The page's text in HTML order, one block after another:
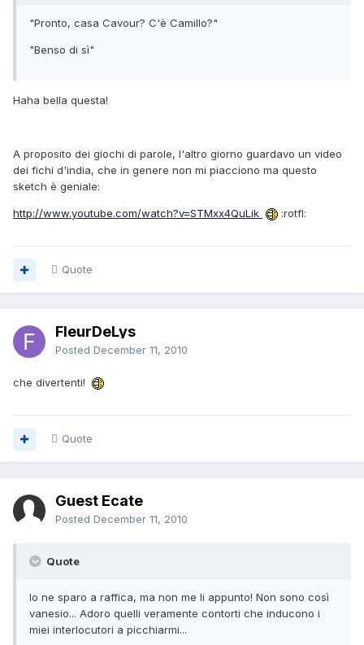
"Pronto, casa Cavour? C'è Camillo?"
"Benso di sì"
Haha bella questa!
A proposito dei giochi di parole, l'altro giorno guardavo un video
dei fichi d'india, che in genere non mi piacciono ma questo
sketch è geniale:
http://www.youtube.com/watch?v=STMxx4QuLik :rotfl:
Quote
FleurDeLys
Posted December 11, 2010
che divertenti!
Quote
Guest Ecate
Posted December 11, 2010
Quote
Io ne sparo a raffica, ma non me li appunto! Non sono così
vanesio... Adoro quelli veramente contorti che inducono i
miei interlocutori a picchiarmi...